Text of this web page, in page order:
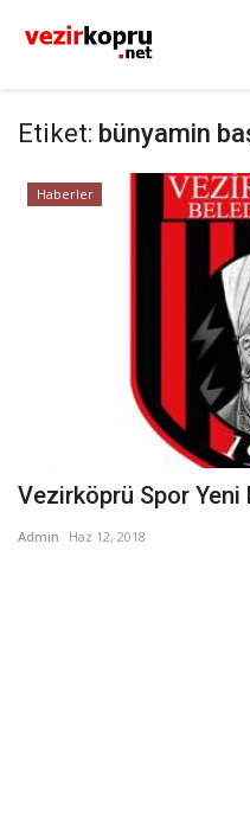
Etiket: bünyamin
Haberler
Vezirköprü Spor Yeni
Admin Haz 12, 2018